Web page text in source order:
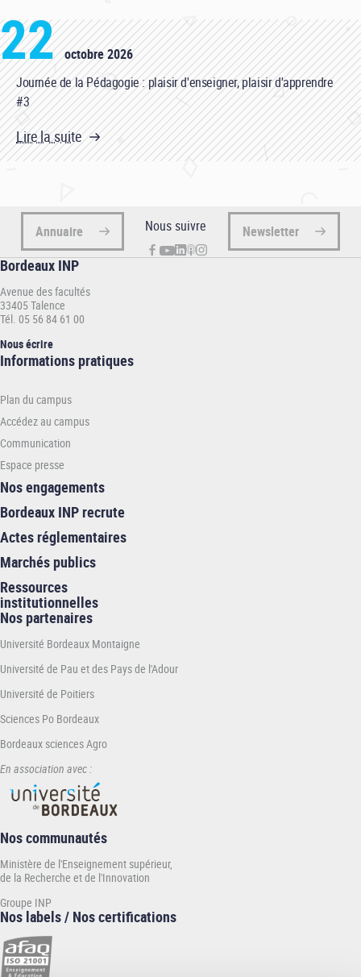
22 octobre 2026
Journée de la Pédagogie : plaisir d'enseigner, plaisir d'apprendre
#3
Lire la suite
Annuaire Nous suivre Newsletter
Bordeaux INP
Avenue des facultés
33405 Talence
Tél. 05 56 84 61 00
Nous écrire
Informations
INP
Informations pratiques
Plan du campus
Accédez au campus
Communication
Espace presse
Nos engagements
Bordeaux INP recrute
Actes réglementaires
Marchés publics
Ressources
institutionnelles
Nos partenaires
Université Bordeaux Montaigne
Université de Pau et des Pays de l'Adour
Université de Poitiers
Sciences Po Bordeaux
Bordeaux sciences Agro
En association avec :
Nos communautés
Ministère de l'Enseignement supérieur,
de la Recherche et de l'Innovation
Groupe INP
Nos labels / Nos certifications